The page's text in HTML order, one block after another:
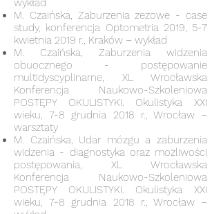
wykład
M. Czaińska, Zaburzenia zezowe - case
study, konferencja Optometria 2019, 5-7
kwietnia 2019 r., Kraków – wykład
M. Czaińska, Zaburzenia widzenia
obuocznego - postępowanie
multidyscyplinarne, XL Wrocławska
Konferencja Naukowo-Szkoleniowa
POSTĘPY OKULISTYKI. Okulistyka XXI
wieku, 7-8 grudnia 2018 r., Wrocław –
warsztaty
M. Czaińska, Udar mózgu a zaburzenia
widzenia - diagnostyka oraz możliwości
postępowania, XL Wrocławska
Konferencja Naukowo-Szkoleniowa
POSTĘPY OKULISTYKI. Okulistyka XXI
wieku, 7-8 grudnia 2018 r., Wrocław –